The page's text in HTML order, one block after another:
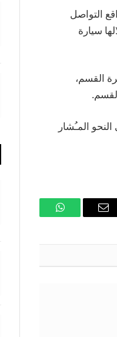
التواصل
سيارة
القسم،
المـُشار
البريد
واتساب